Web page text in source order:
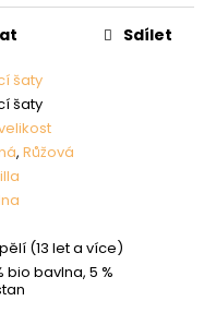
šaty
šaty
, Růžová
(13 let a více)
bio bavlna, 5 %
Sdílet